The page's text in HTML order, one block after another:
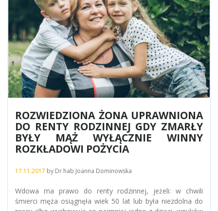
ROZWIEDZIONA ŻONA UPRAWNIONA
DO RENTY RODZINNEJ GDY ZMARŁY
BYŁY MĄŻ WYŁĄCZNIE WINNY
ROZKŁADOWI POŻYCIA
17.11.2017 by Dr hab Joanna Dominowska
Wdowa ma prawo do renty rodzinnej, jeżeli: w chwili
śmierci męża osiągnęła wiek 50 lat lub była niezdolna do